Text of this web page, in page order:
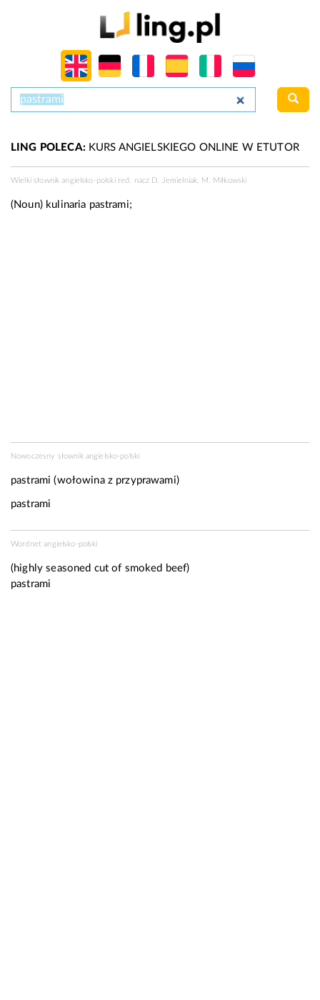
LING POLECA:KURS ANGIELSKIEGO ONLINE W ETUTOR
Wielki słownik angielsko-polski red. nacz D. Jemielniak, M. Miłkowski
(Noun) kulinaria pastrami;
Nowoczesny słownik angielsko-polski
pastrami (wołowina z przyprawami)
pastrami
Wordnet angielsko-polski
(highly seasoned cut of smoked beef)
pastrami